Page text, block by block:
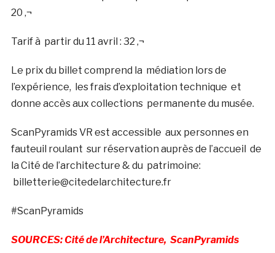
20 ‚¬
Tarif à partir du 11 avril : 32 ‚¬
Le prix du billet comprend la médiation lors de
l’expérience, les frais d’exploitation technique et
donne accès aux collections permanente du musée.
ScanPyramids VR est accessible aux personnes en
fauteuil roulant sur réservation auprès de l’accueil de
la Cité de l’architecture & du patrimoine:
billetterie@citedelarchitecture.fr
#ScanPyramids
SOURCES: Cité de l’Architecture, ScanPyramids